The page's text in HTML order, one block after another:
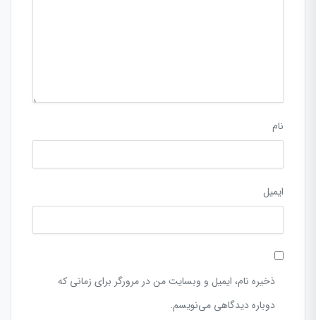
نام
ایمیل
ذخیره نام، ایمیل و وبسایت من در مرورگر برای زمانی که
دوباره دیدگاهی می‌نویسم.